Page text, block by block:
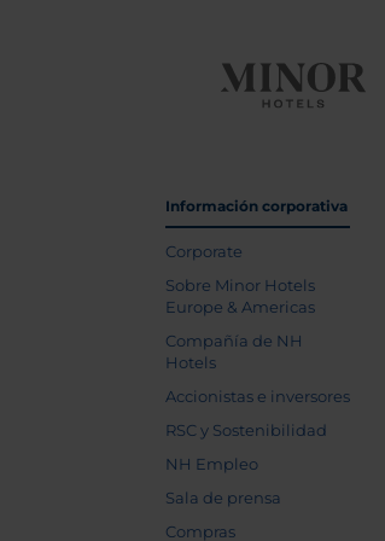
Información corporativa
Corporate
Sobre Minor Hotels
Europe & Americas
Compañía de NH
Hotels
Accionistas e inversores
RSC y Sostenibilidad
NH Empleo
Sala de prensa
Compras